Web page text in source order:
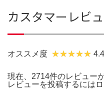
カスタマーレビ
オススメ度
現在、2714件のレビュー
レビューを投稿するには